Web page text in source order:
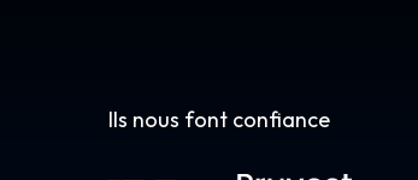
Ils nous font confiance